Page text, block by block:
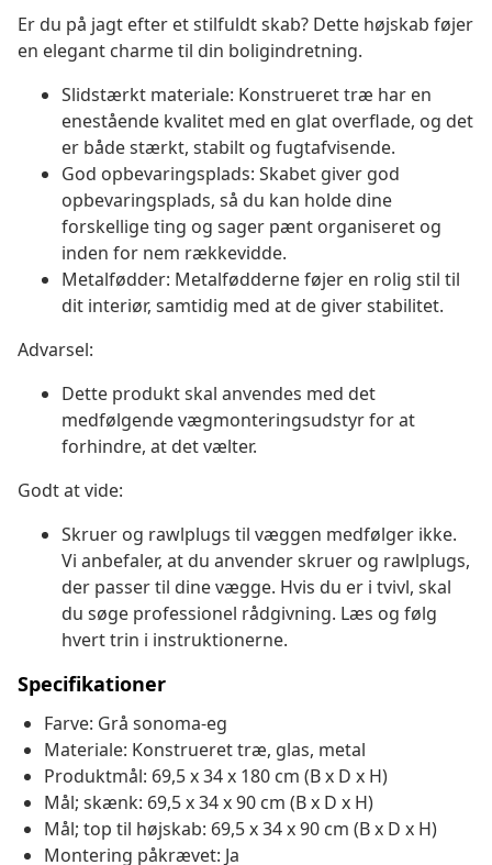
Er du på jagt efter et stilfuldt skab? Dette højskab føjer
en elegant charme til din boligindretning.
Slidstærkt materiale: Konstrueret træ har en
enestående kvalitet med en glat overflade, og det
er både stærkt, stabilt og fugtafvisende.
God opbevaringsplads: Skabet giver god
opbevaringsplads, så du kan holde dine
forskellige ting og sager pænt organiseret og
inden for nem rækkevidde.
Metalfødder: Metalfødderne føjer en rolig stil til
dit interiør, samtidig med at de giver stabilitet.
Advarsel:
Dette produkt skal anvendes med det
medfølgende vægmonteringsudstyr for at
forhindre, at det vælter.
Godt at vide:
Skruer og rawlplugs til væggen medfølger ikke.
Vi anbefaler, at du anvender skruer og rawlplugs,
der passer til dine vægge. Hvis du er i tvivl, skal
du søge professionel rådgivning. Læs og følg
hvert trin i instruktionerne.
Specifikationer
Farve: Grå sonoma-eg
Materiale: Konstrueret træ, glas, metal
Produktmål: 69,5 x 34 x 180 cm (B x D x H)
Mål; skænk: 69,5 x 34 x 90 cm (B x D x H)
Mål; top til højskab: 69,5 x 34 x 90 cm (B x D x H)
Montering påkrævet: Ja